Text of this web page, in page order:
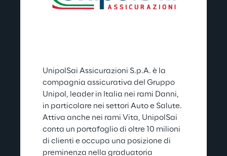
UnipolSai Assicurazioni S.p.A. è la
compagnia assicurativa del Gruppo
Unipol, leader in Italia nei rami Danni,
in particolare nei settori Auto e Salute.
Attiva anche nei rami Vita, UnipolSai
conta un portafoglio di oltre 10 milioni
di clienti e occupa una posizione di
preminenza nella graduatoria